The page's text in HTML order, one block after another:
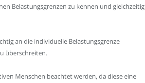
Belastungsgrenzen zu kennen und gleichzeitig
an die individuelle Belastungsgrenze
überschreiten.
Menschen beachtet werden, da diese eine